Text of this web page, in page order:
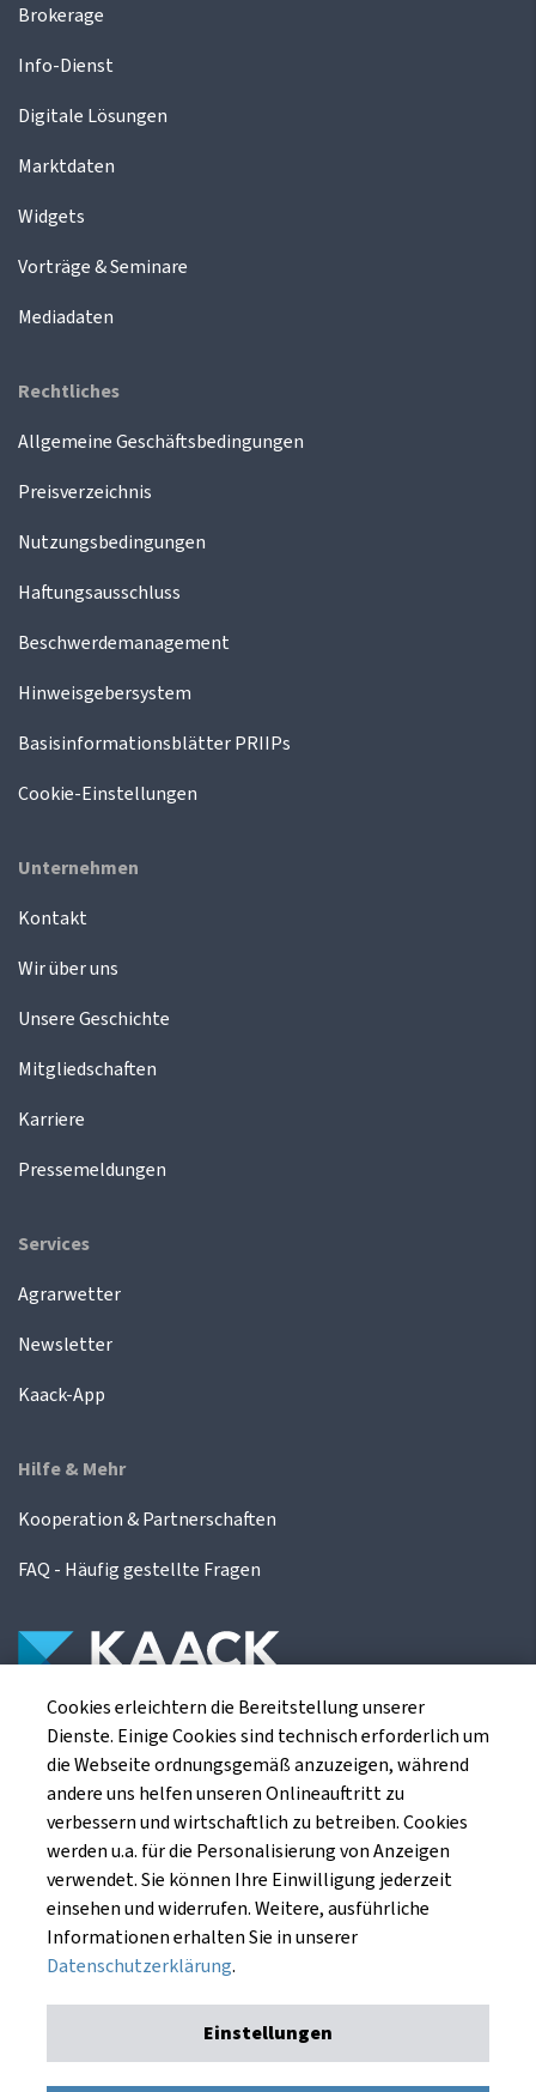
Brokerage
Info-Dienst
Digitale Lösungen
Marktdaten
Widgets
Vorträge & Seminare
Mediadaten
Rechtliches
Allgemeine Geschäftsbedingungen
Preisverzeichnis
Nutzungsbedingungen
Haftungsausschluss
Beschwerdemanagement
Hinweisgebersystem
Basisinformationsblätter PRIIPs
Cookie-Einstellungen
Unternehmen
Kontakt
Wir über uns
Unsere Geschichte
Mitgliedschaften
Karriere
Pressemeldungen
Services
Agrarwetter
Newsletter
Kaack-App
Hilfe & Mehr
Kooperation & Partnerschaften
FAQ - Häufig gestellte Fragen
Die Kaack Terminhandel GmbH ist ein
Finanzdienstleistungsinstitut für die europäischen
Agrarterminbörsen.
Kaack Terminhandel GmbH
Am Markt 8
49661 Cloppenburg
Datenschutzerklärung
Cookies erleichtern die Bereitstellung unserer
Dienste. Einige Cookies sind technisch erforderlich um
die Webseite ordnungsgemäß anzuzeigen, während
andere uns helfen unseren Onlineauftritt zu
verbessern und wirtschaftlich zu betreiben. Cookies
werden u.a. für die Personalisierung von Anzeigen
verwendet. Sie können Ihre Einwilligung jederzeit
einsehen und widerrufen. Weitere, ausführliche
Informationen erhalten Sie in unserer
Datenschutzerklärung.
Einstellungen